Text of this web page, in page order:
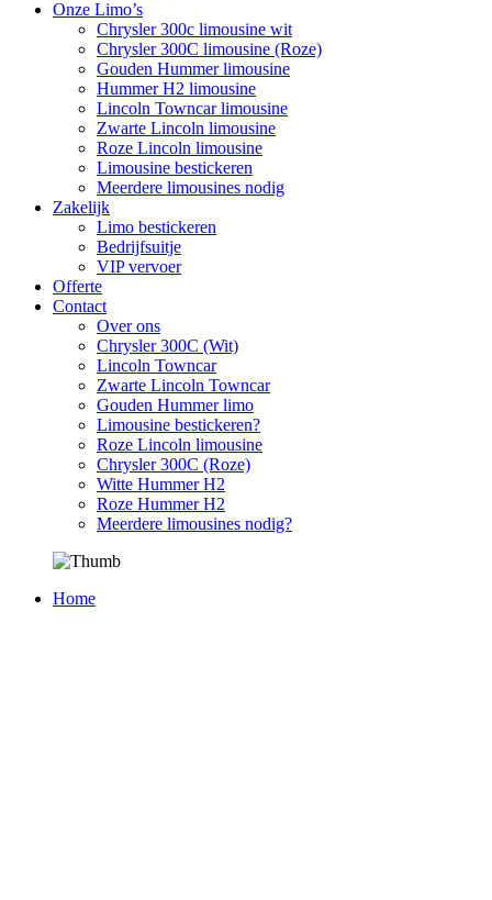
Onze Limo’s
Chrysler 300c limousine wit
Chrysler 300C limousine (Roze)
Gouden Hummer limousine
Hummer H2 limousine
Lincoln Towncar limousine
Zwarte Lincoln limousine
Roze Lincoln limousine
Limousine bestickeren
Meerdere limousines nodig
Zakelijk
Limo bestickeren
Bedrijfsuitje
VIP vervoer
Offerte
Contact
Over ons
Chrysler 300C (Wit)
Lincoln Towncar
Zwarte Lincoln Towncar
Gouden Hummer limo
Limousine bestickeren?
Roze Lincoln limousine
Chrysler 300C (Roze)
Witte Hummer H2
Roze Hummer H2
Meerdere limousines nodig?
Home